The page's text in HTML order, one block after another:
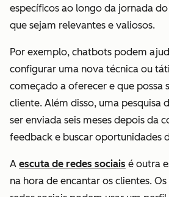
específicos ao longo da jornada
que sejam relevantes e valiosos.
Por exemplo, chatbots podem
configurar uma nova técnica ou
começado a oferecer e que possa
cliente. Além disso, uma pesquisa
ser enviada seis meses depois da
feedback e buscar oportunidades
A escuta de redes sociais é outra
na hora de encantar os clientes.